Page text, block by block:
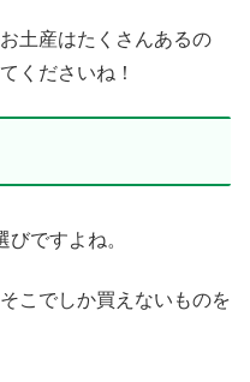
土産はたくさんあるの
くださいね！
ですよね。
こでしか買えないものを